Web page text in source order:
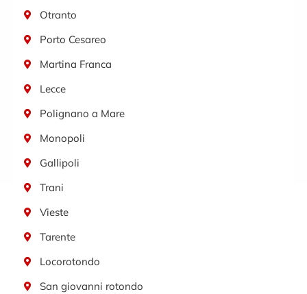
Otranto
Porto Cesareo
Martina Franca
Lecce
Polignano a Mare
Monopoli
Gallipoli
Trani
Vieste
Tarente
Locorotondo
San giovanni rotondo